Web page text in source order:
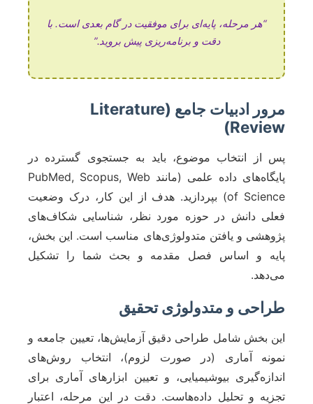
“هر مرحله، پایه‌ای برای موفقیت در گام بعدی است. با
دقت و برنامه‌ریزی پیش بروید.”
مرور ادبیات جامع (Literature
Review)
پس از انتخاب موضوع، باید به جستجوی گسترده در
پایگاه‌های داده علمی (مانند PubMed, Scopus, Web
of Science) بپردازید. هدف از این کار، درک وضعیت
فعلی دانش در حوزه مورد نظر، شناسایی شکاف‌های
پژوهشی و یافتن متدولوژی‌های مناسب است. این بخش،
پایه و اساس فصل مقدمه و بحث شما را تشکیل
می‌دهد.
طراحی و متدولوژی تحقیق
این بخش شامل طراحی دقیق آزمایش‌ها، تعیین جامعه و
نمونه آماری (در صورت لزوم)، انتخاب روش‌های
اندازه‌گیری بیوشیمیایی، و تعیین ابزارهای آماری برای
تجزیه و تحلیل داده‌هاست. دقت در این مرحله، اعتبار